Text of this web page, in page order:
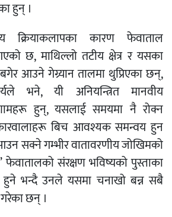
हुन् ।
क्रियाकलापका कारण फेवाताल
छ, माथिल्लो तटीय क्षेत्र र यसका
आउने गेग्र्यान तालमा थुप्रिएका छन्,
भने, यी अनियन्त्रित मानवीय
हुन्, यसलाई समयमा नै रोक्न
बिच आवश्यक समन्वय हुन
सक्ने गम्भीर वातावरणीय जोखिमको
फेवातालको संरक्षण भविष्यको पुस्ताका
हुने भन्दै उनले यसमा चनाखो बन्न सबै
छन् ।